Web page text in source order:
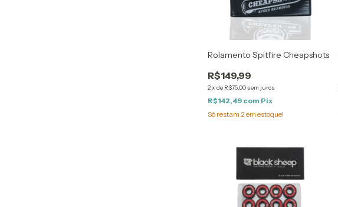
Rolamento Spitfire Cheapshots
R$149,99
2xde R$75,00 sem juros
R$142,49 com Pix
Só restam2em estoque!